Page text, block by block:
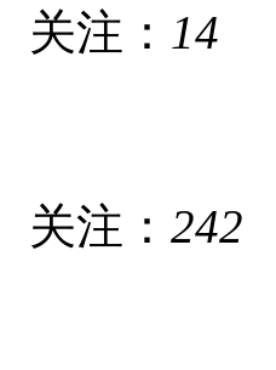
关注： 14
关注： 242